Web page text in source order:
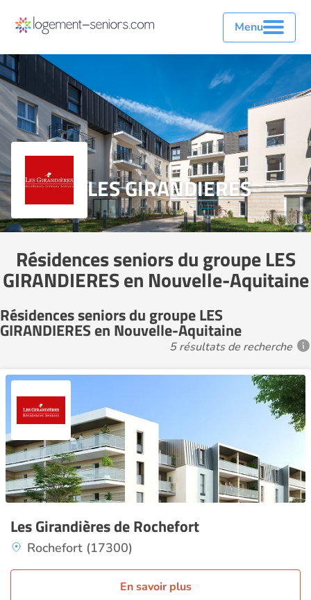
Menu
LES GIRANDIERES
Résidences seniors du groupe LES
GIRANDIERES en Nouvelle-Aquitaine
Résidences seniors du groupe LES
GIRANDIERES en Nouvelle-Aquitaine
5 résultats de recherche
Les Girandières de Rochefort
Rochefort (17300)
En savoir plus